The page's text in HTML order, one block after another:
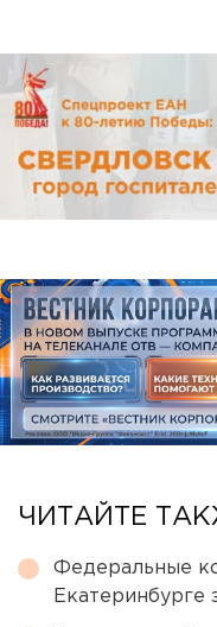
ЧИТАЙТЕ
Федеральные
Екатеринбурге